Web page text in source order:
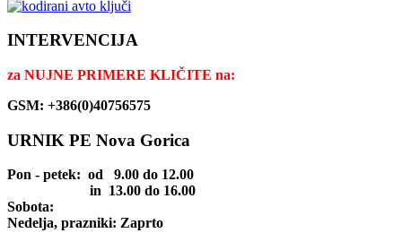
INTERVENCIJA
za NUJNE PRIMERE KLIČITE na:
GSM: +386(0)40756575
URNIK PE Nova Gorica
Pon - petek: od 9.00 do 12.00
in 13.00 do 16.00
Sobota:
Nedelja, prazniki: Zaprto